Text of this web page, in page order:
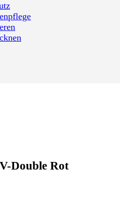
Double Rot